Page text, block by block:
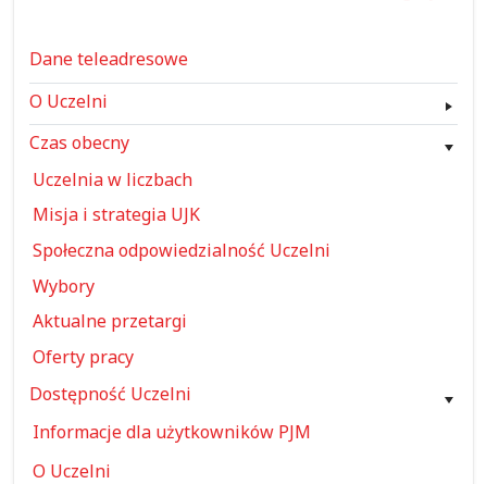
Dane teleadresowe
O Uczelni
Czas obecny
Uczelnia w liczbach
Misja i strategia UJK
Społeczna odpowiedzialność Uczelni
Wybory
Aktualne przetargi
Oferty pracy
Dostępność Uczelni
Informacje dla użytkowników PJM
O Uczelni